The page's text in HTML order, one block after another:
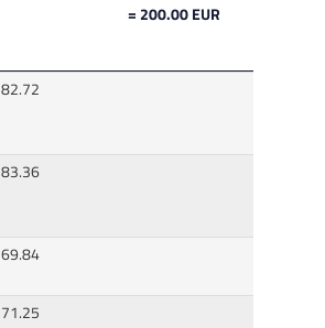
= 200.00 EUR
82.72
83.36
69.84
71.25